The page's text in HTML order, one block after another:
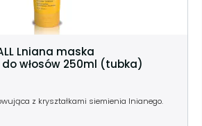
Lniana maska
włosów 250ml (tubka)
z kryształkami siemienia lnianego.